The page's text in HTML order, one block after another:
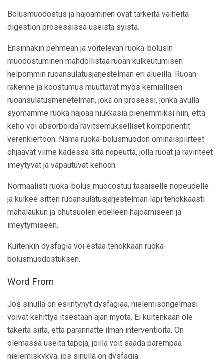
Bolusmuodostus ja hajoaminen ovat tärkeitä vaiheita
digestion prosessissa useista syistä.
Ensinnäkin pehmeän ja voitelevan ruoka-bolusin
muodostuminen mahdollistaa ruoan kulkeutumisen
helpommin ruoansulatusjärjestelmän eri alueilla. Ruoan
rakenne ja koostumus muuttavat myös kemiallisen
ruoansulatusmenetelmän, joka on prosessi, jonka avulla
syömämme ruoka hajoaa hiukkasia pienemmiksi niin, että
keho voi absorboida ravitsemukselliset komponentit
verenkiertoon. Nämä ruoka-bolusmuodon ominaispiirteet
ohjaavat viime kädessä sitä nopeutta, jolla ruoat ja ravinteet
imeytyvät ja vapautuvat kehoon.
Normaalisti ruoka-bolus muodostuu tasaiselle nopeudelle
ja kulkee sitten ruoansulatusjärjestelmän läpi tehokkaasti
mahalaukun ja ohutsuolen edelleen hajoamiseen ja
imeytymiseen.
Kuitenkin dysfagia voi estää tehokkaan ruoka-
bolusmuodostuksen.
Word From
Jos sinulla on esiintynyt dysfagiaa, nielemisongelmasi
voivat kehittyä itsestään ajan myötä. Ei kuitenkaan ole
takeita siitä, että parannatte ilman interventioita. On
olemassa useita tapoja, joilla voit saada parempaa
nielemiskykyä, jos sinulla on dysfagia.